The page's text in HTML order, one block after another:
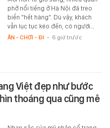
phở nổi tiếng ở Hà Nội đã treo
biển "hết hàng". Dù vậy, khách
vẫn lục tục kéo đến, có người…
ĂN - CHƠI - ĐI - 6 giờ trước
Việt đẹp như bước
thoáng qua cũng mê